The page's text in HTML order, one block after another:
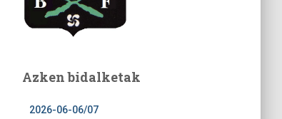
Azken bidalketak
2026-06-06/07